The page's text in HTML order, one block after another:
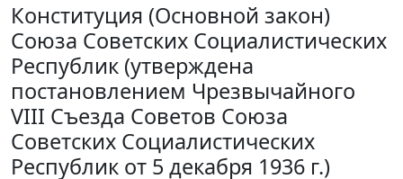
Конституция (Основной закон)
Союза Советских Социалистических
Республик (утверждена
постановлением Чрезвычайного
VIII Съезда Советов Союза
Советских Социалистических
Республик от 5 декабря 1936 г.)